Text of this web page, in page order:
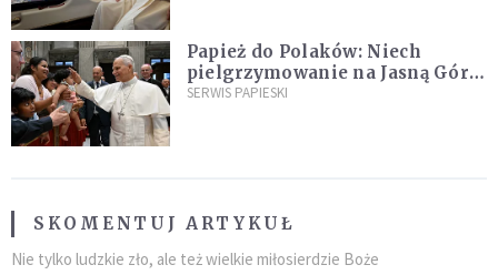
Papież do Polaków: Niech
pielgrzymowanie na Jasną Górę
umocni wiarę i nadzieję
SERWIS PAPIESKI
SKOMENTUJ ARTYKUŁ
Nie tylko ludzkie zło, ale też wielkie miłosierdzie Boże